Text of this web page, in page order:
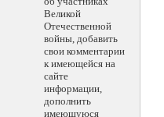
Великой
Отечественной
войны, добавить
свои комментарии
к имеющейся на
сайте
информации,
дополнить
имеющуюся